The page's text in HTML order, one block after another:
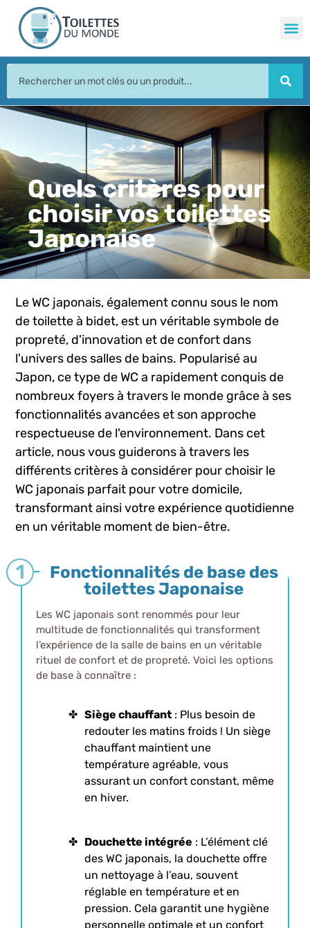
Quels critères pour
choisir vos toilettes
Japonaise
Le WC japonais, également connu sous le nom
de toilette à bidet, est un véritable symbole de
propreté, d'innovation et de confort dans
l'univers des salles de bains. Popularisé au
Japon, ce type de WC a rapidement conquis de
nombreux foyers à travers le monde grâce à ses
fonctionnalités avancées et son approche
respectueuse de l'environnement. Dans cet
article, nous vous guiderons à travers les
différents critères à considérer pour choisir le
WC japonais parfait pour votre domicile,
transformant ainsi votre expérience quotidienne
en un véritable moment de bien-être.
Fonctionnalités de base des
toilettes Japonaise
Les WC japonais sont renommés pour leur
multitude de fonctionnalités qui transforment
l’expérience de la salle de bains en un véritable
rituel de confort et de propreté. Voici les options
de base à connaître :
Siège chauffant : Plus besoin de
redouter les matins froids ! Un siège
chauffant maintient une
température agréable, vous
assurant un confort constant, même
en hiver.
Douchette intégrée : L’élément clé
des WC japonais, la douchette offre
un nettoyage à l’eau, souvent
réglable en température et en
pression. Cela garantit une hygiène
personnelle optimale et un confort